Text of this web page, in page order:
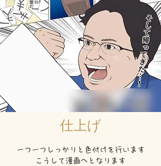
仕上げ
一つ一つしっかりと色付けを行います
こうして漫画へとなります